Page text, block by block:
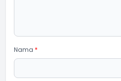
Nama *